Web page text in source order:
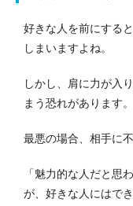
好きな人を前にする
しまいますよね。
しかし、肩に力が入
まう恐れがあります。
最悪の場合、相手に
「魅力的な人だと思
が、好きな人にはで